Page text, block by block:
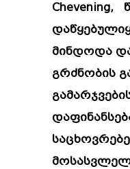
Chevening,
მინდოდა
გრძნობის